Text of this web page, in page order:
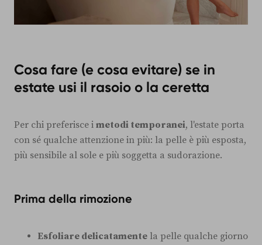
Cosa fare (e cosa evitare) se in
estate usi il rasoio o la ceretta
Per chi preferisce i metodi temporanei, l'estate porta
con sé qualche attenzione in più: la pelle è più esposta,
più sensibile al sole e più soggetta a sudorazione.
Prima della rimozione
Esfoliare delicatamente la pelle qualche giorno